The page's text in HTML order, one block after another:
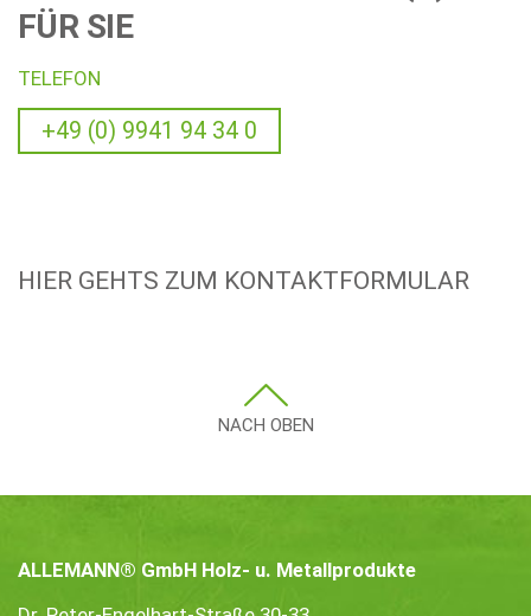
FÜR SIE
TELEFON
+49 (0) 9941 94 34 0
HIER GEHTS ZUM KONTAKTFORMULAR
NACH OBEN
ALLEMANN® GmbH Holz- u. Metallprodukte